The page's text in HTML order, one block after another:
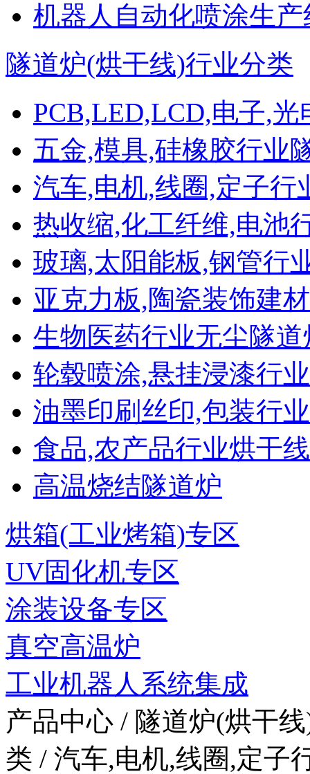
机器人自动化喷涂生产
隧道炉(烘干线)行业分类
PCB,LED,LCD,电子,
五金,模具,硅橡胶行业
汽车,电机,线圈,定子行
热收缩,化工纤维,电池
玻璃,太阳能板,钢管行
亚克力板,陶瓷装饰建
生物医药行业无尘隧道
轮毂喷涂,悬挂浸漆行
油墨印刷丝印,包装行
食品,农产品行业烘干线
高温烧结隧道炉
烘箱(工业烤箱)专区
UV固化机专区
涂装设备专区
真空高温炉
工业机器人系统集成
产品中心 / 隧道炉(烘干
类 / 汽车,电机,线圈,定子